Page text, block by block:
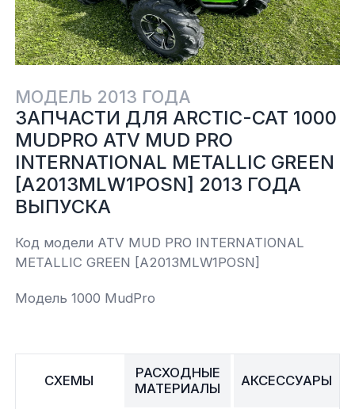
Yamaha
Салонные фильтры
Корпус,пластик
Подвеска
Ремни безопасности
Сиденья
Склизы, гусеницы, коньки
Сумки, кофры
Kawasaki
МОДЕЛЬ 2013 ГОДА
ЗАПЧАСТИ ДЛЯ ARCTIC-CAT 1000
MUDPRO ATV MUD PRO
INTERNATIONAL METALLIC GREEN
[A2013MLW1POSN] 2013 ГОДА
ВЫПУСКА
Код модели ATV MUD PRO INTERNATIONAL
METALLIC GREEN [A2013MLW1POSN]
Модель 1000 MudPro
СХЕМЫ
РАСХОДНЫЕ
МАТЕРИАЛЫ
АКСЕССУАРЫ